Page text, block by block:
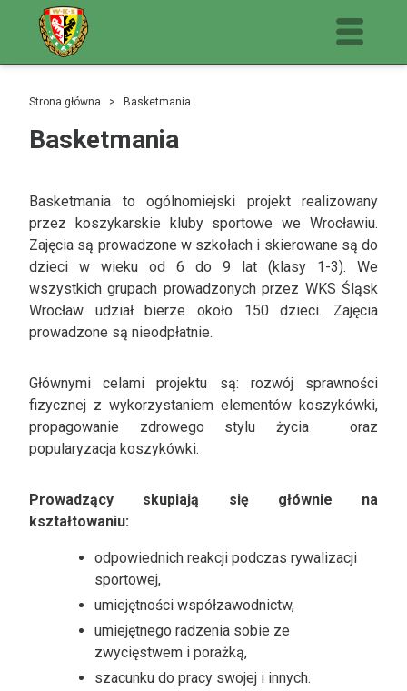
Strona główna > Basketmania
Basketmania
Basketmania to ogólnomiejski projekt realizowany
przez koszykarskie kluby sportowe we Wrocławiu.
Zajęcia są prowadzone w szkołach i skierowane są do
dzieci w wieku od 6 do 9 lat (klasy 1-3). We
wszystkich grupach prowadzonych przez WKS Śląsk
Wrocław udział bierze około 150 dzieci. Zajęcia
prowadzone są nieodpłatnie.
Głównymi celami projektu są: rozwój sprawności
fizycznej z wykorzystaniem elementów koszykówki,
propagowanie zdrowego stylu życia oraz
popularyzacja koszykówki.
Prowadzący skupiają się głównie na
kształtowaniu:
odpowiednich reakcji podczas rywalizacji
sportowej,
umiejętności współzawodnictw,
umiejętnego radzenia sobie ze
zwycięstwem i porażką,
szacunku do pracy swojej i innych.